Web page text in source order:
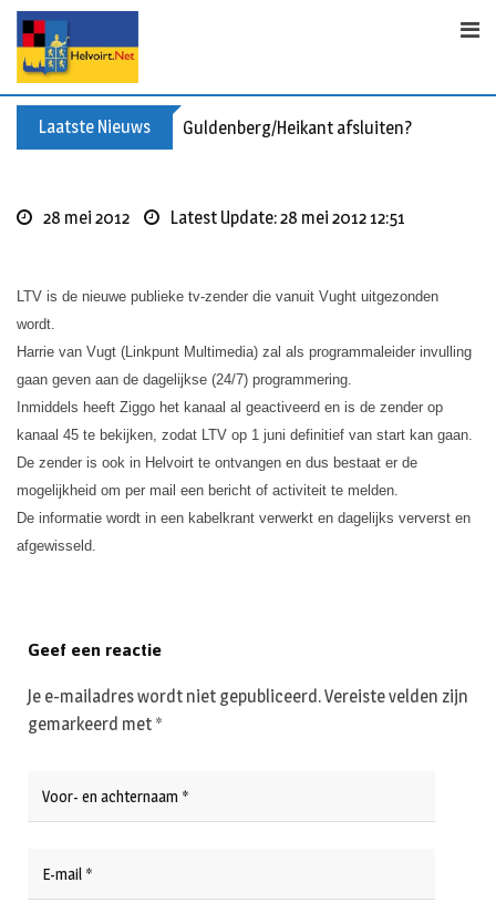
p
Laatste Nieuws Guldenberg/Heikant afsluiten?
28 mei 2012 Latest Update: 28 mei 2012 12:51
LTV is de nieuwe publieke tv-zender die vanuit Vught uitgezonden
wordt.
Harrie van Vugt (Linkpunt Multimedia) zal als programmaleider invulling
gaan geven aan de dagelijkse (24/7) programmering.
Inmiddels heeft Ziggo het kanaal al geactiveerd en is de zender op
kanaal 45 te bekijken, zodat LTV op 1 juni definitief van start kan gaan.
De zender is ook in Helvoirt te ontvangen en dus bestaat er de
mogelijkheid om per mail een bericht of activiteit te melden.
De informatie wordt in een kabelkrant verwerkt en dagelijks ververst en
afgewisseld.
Geef een reactie
Je e-mailadres wordt niet gepubliceerd.Vereiste velden zijn
gemarkeerd met *